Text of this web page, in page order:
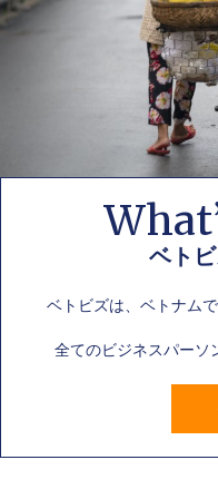
ベト
ベトビズは、ベトナム
全てのビジネスパーソ